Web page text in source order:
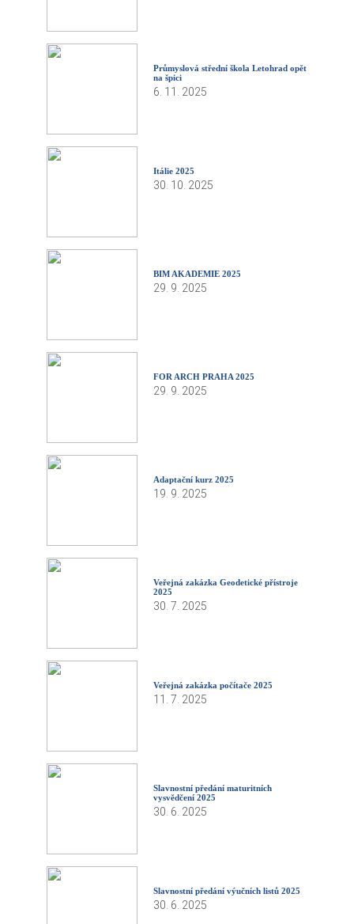
Průmyslová střední škola Letohrad opět
na špici
6. 11. 2025
Itálie 2025
30. 10. 2025
BIM AKADEMIE 2025
29. 9. 2025
FOR ARCH PRAHA 2025
29. 9. 2025
Adaptační kurz 2025
19. 9. 2025
Veřejná zakázka Geodetické přístroje
2025
30. 7. 2025
Veřejná zakázka počítače 2025
11. 7. 2025
Slavnostní předání maturitních
vysvědčení 2025
30. 6. 2025
Slavnostní předání výučních listů 2025
30. 6. 2025